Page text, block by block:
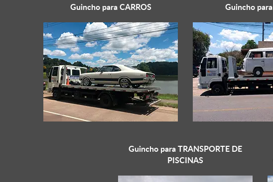
Guincho paraCARROS Guincho para
Guincho paraTRANSPORTE DE
PISCINAS